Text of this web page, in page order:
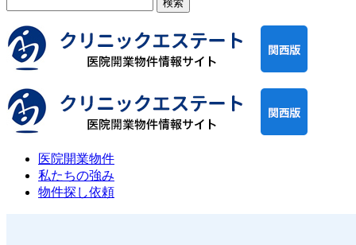
医院開業物件
私たちの強み
物件探し依頼